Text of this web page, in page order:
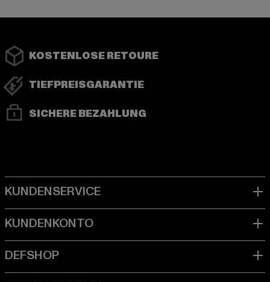
KOSTENLOSE RETOURE
TIEFPREISGARANTIE
SICHERE BEZAHLUNG